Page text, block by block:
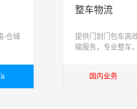
-仓储
整车物流
提供门到门包车高
输服务，专业整车
国内业务